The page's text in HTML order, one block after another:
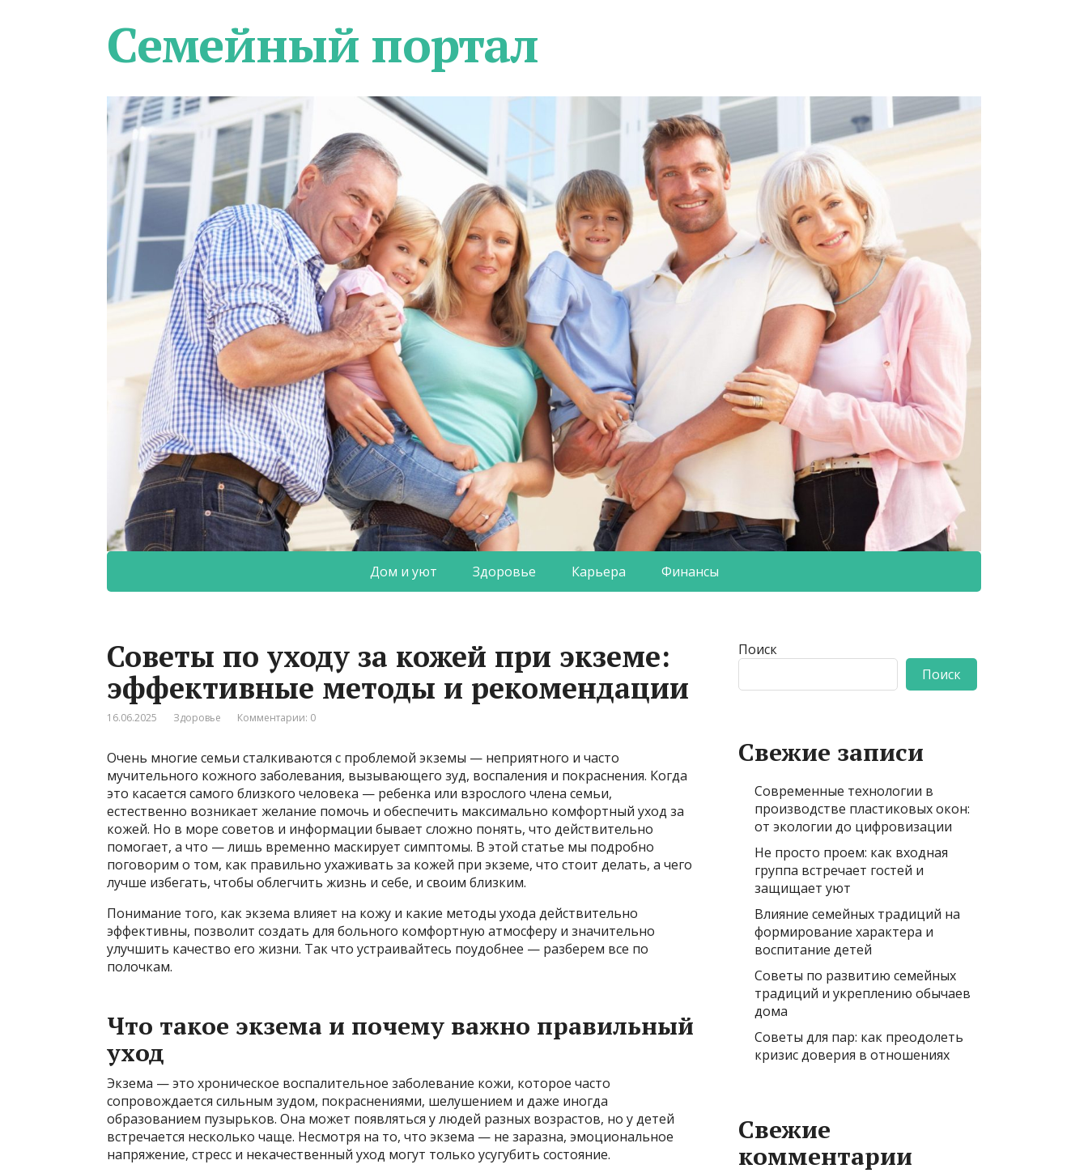
Семейный портал
Дом и уют Здоровье Карьера Финансы
Советы по уходу за кожей при экземе:
эффективные методы и рекомендации
16.06.2025 Здоровье Комментарии: 0
Очень многие семьи сталкиваются с проблемой экземы — неприятного и часто
мучительного кожного заболевания, вызывающего зуд, воспаления и покраснения. Когда
это касается самого близкого человека — ребенка или взрослого члена семьи,
естественно возникает желание помочь и обеспечить максимально комфортный уход за
кожей. Но в море советов и информации бывает сложно понять, что действительно
помогает, а что — лишь временно маскирует симптомы. В этой статье мы подробно
поговорим о том, как правильно ухаживать за кожей при экземе, что стоит делать, а чего
лучше избегать, чтобы облегчить жизнь и себе, и своим близким.
Понимание того, как экзема влияет на кожу и какие методы ухода действительно
эффективны, позволит создать для больного комфортную атмосферу и значительно
улучшить качество его жизни. Так что устраивайтесь поудобнее — разберем все по
полочкам.
Что такое экзема и почему важно правильный
уход
Экзема — это хроническое воспалительное заболевание кожи, которое часто
сопровождается сильным зудом, покраснениями, шелушением и даже иногда
образованием пузырьков. Она может появляться у людей разных возрастов, но у детей
встречается несколько чаще. Несмотря на то, что экзема — не заразна, эмоциональное
напряжение, стресс и некачественный уход могут только усугубить состояние.
Поиск
Поиск
Свежие записи
Современные технологии в
производстве пластиковых окон:
от экологии до цифровизации
Не просто проем: как входная
группа встречает гостей и
защищает уют
Влияние семейных традиций на
формирование характера и
воспитание детей
Советы по развитию семейных
традиций и укреплению обычаев
дома
Советы для пар: как преодолеть
кризис доверия в отношениях
Свежие
комментарии